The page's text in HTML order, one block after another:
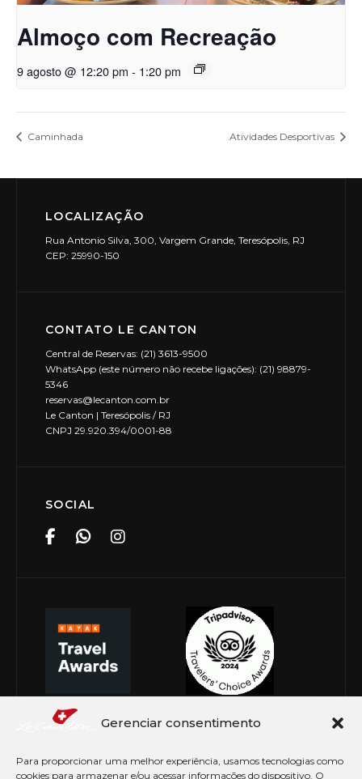
Gerenciar consentimento
Para proporcionar uma melhor experiência, usamos tecnologias como
cookies para armazenar e/ou acessar informações do dispositivo. O
Almoço com Recreação
9 agosto @ 12:20 pm - 1:20 pm
Caminhada Atividades Desportivas
LOCALIZAÇÃO
Rua Antonio Silva, 300, Vargem Grande, Teresópolis, RJ
CEP: 25990-150
CONTATO LE CANTON
Central de Reservas: (21) 3613-9500
WhatsApp (este número não recebe ligações): (21) 98879-
5346
reservas@lecanton.com.br
Le Canton | Teresópolis / RJ
CNPJ 29.920.394/0001-88
SOCIAL